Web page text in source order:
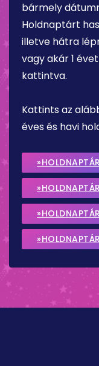
bármely
Holdnaptárt
illetve hátra
vagy akár 1
kattintva.
Kattints az
éves és havi